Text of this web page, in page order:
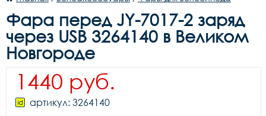
Фара перед JY-7017-2 заряд
через USB 3264140 в Великом
Новгороде
1440 руб.
артикул: 3264140